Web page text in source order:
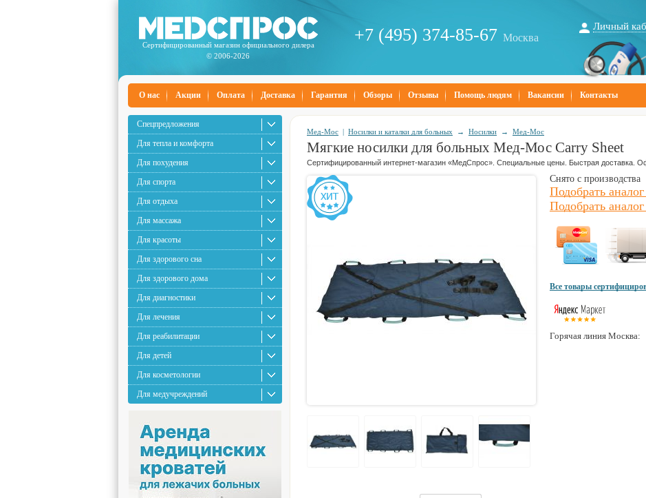
Сертифицированный магазин официального дилера
© 2006-2026
+7 (495) 374-85-67 Москва
Личный
О нас Акции Оплата Доставка Гарантия Обзоры Отзывы Помощь людям Вакансии Контакты
Спецпредложения
Для тепла и комфорта
Для похудения
Для спорта
Для отдыха
Для массажа
Для красоты
Для здорового сна
Для здорового дома
Для диагностики
Для лечения
Для реабилитации
Для детей
Для косметологии
Для медучреждений
Мед-Мос | Носилки и каталки для больных → Носилки → Мед-Мос
Мягкие носилки для больных Мед-Мос Carry Sheet
Сертифицированный интернет-магазин «МедСпрос». Специальные цены. Быстрая доставка.
Снято с производства
Подобрать
Подобрать
Все товары
Горячая линия Москва: